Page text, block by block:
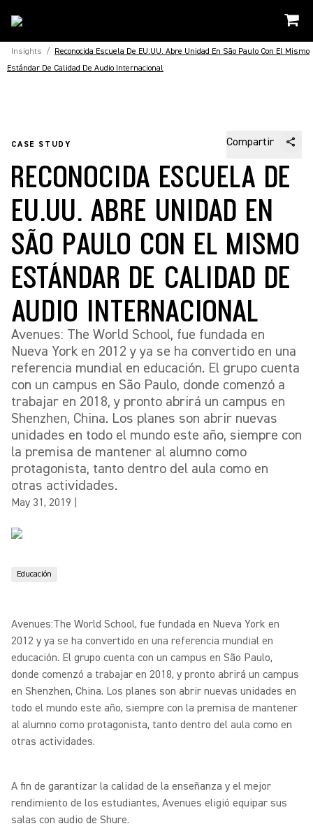
Insights / Reconocida Escuela De EU.UU. Abre Unidad En São Paulo Con El Mismo
Estándar De Calidad De Audio Internacional
CASE STUDY Compartir
RECONOCIDA ESCUELA DE
EU.UU. ABRE UNIDAD EN
SÃO PAULO CON EL MISMO
ESTÁNDAR DE CALIDAD DE
AUDIO INTERNACIONAL
Avenues: The World School, fue fundada en
Nueva York en 2012 y ya se ha convertido en una
referencia mundial en educación. El grupo cuenta
con un campus en São Paulo, donde comenzó a
trabajar en 2018, y pronto abrirá un campus en
Shenzhen, China. Los planes son abrir nuevas
unidades en todo el mundo este año, siempre con
la premisa de mantener al alumno como
protagonista, tanto dentro del aula como en
otras actividades.
May 31, 2019
Educación
Avenues:The World School, fue fundada en Nueva York en
2012 y ya se ha convertido en una referencia mundial en
educación. El grupo cuenta con un campus en São Paulo,
donde comenzó a trabajar en 2018, y pronto abrirá un campus
en Shenzhen, China. Los planes son abrir nuevas unidades en
todo el mundo este año, siempre con la premisa de mantener
al alumno como protagonista, tanto dentro del aula como en
otras actividades.
A ﬁn de garantizar la calidad de la enseñanza y el mejor
rendimiento de los estudiantes, Avenues eligió equipar sus
salas con audio de Shure.